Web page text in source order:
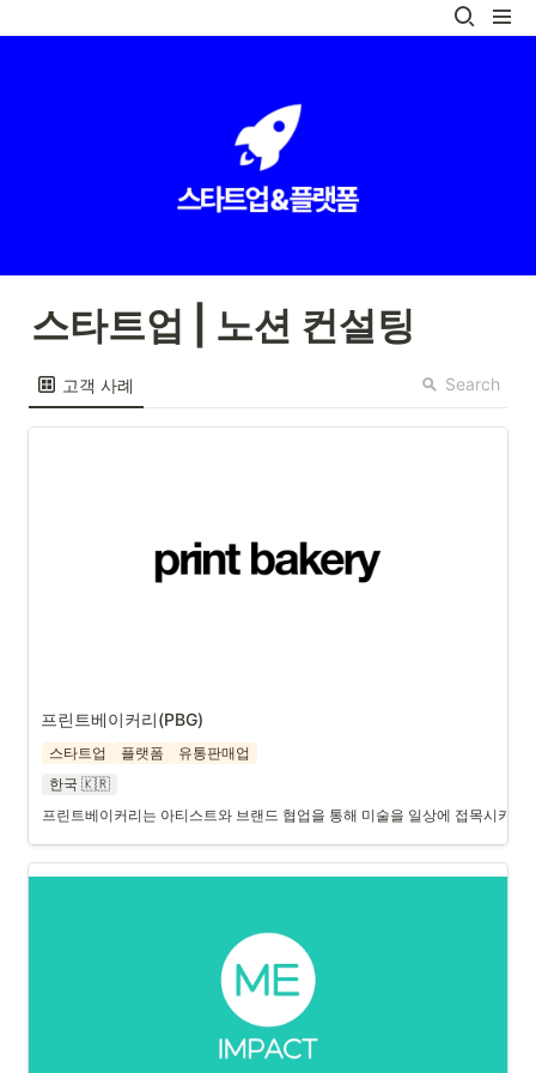
스타트업 | 노션 컨설팅
고객 사례 Search
프린트베이커리(PBG)
스타트업 플랫폼
유통판매업
한국 🇰🇷
프린트베이커리는 아티스트와 브랜드 협업을 통해 미술을 일상에 접목시키